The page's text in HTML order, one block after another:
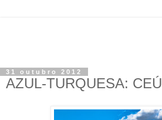
31 outubro 2012
AZUL-TURQUESA: CEÚ